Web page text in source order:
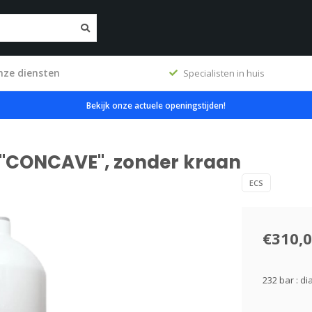
diensten Specialisten in huis
Bekijk onze actuele openingstijden!
zonder kraan
ECS
232 bar :